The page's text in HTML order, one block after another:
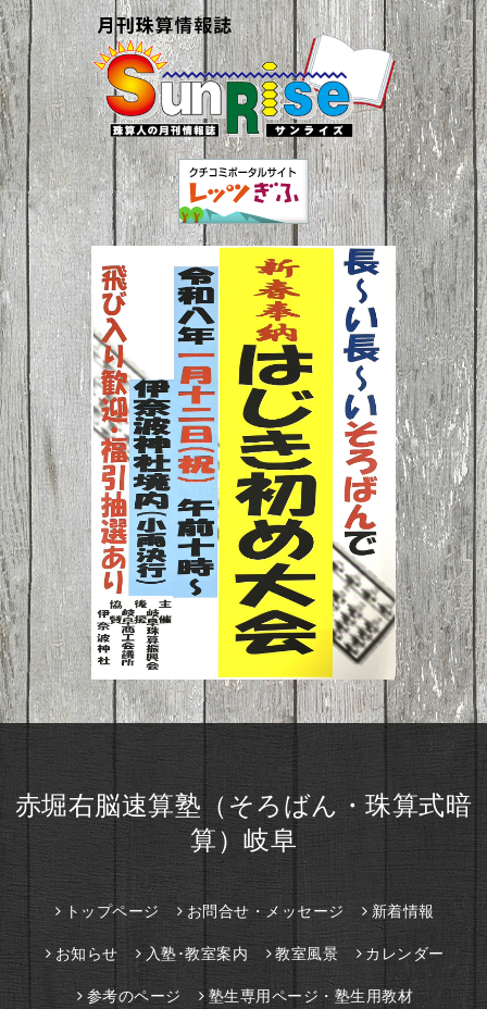
赤堀右脳速算塾（そろばん・珠算式暗
算）岐阜
トップページ お問合せ・メッセージ 新着情報
お知らせ 入塾･教室案内 教室風景 カレンダー
参考のページ 塾生専用ページ・塾生用教材